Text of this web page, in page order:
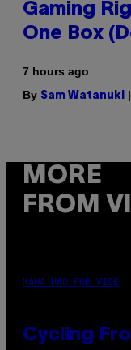
Gaming
One Box
7 hours ago
By Sam Watanuki
MORE
FROM
MAHA HAQ FOR VICE
Cycling